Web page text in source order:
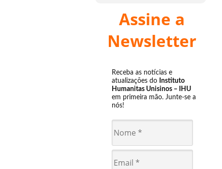
Assine a
Newsletter
Receba as notícias e
atualizações do Instituto
Humanitas Unisinos – IHU
em primeira mão. Junte-se a
nós!